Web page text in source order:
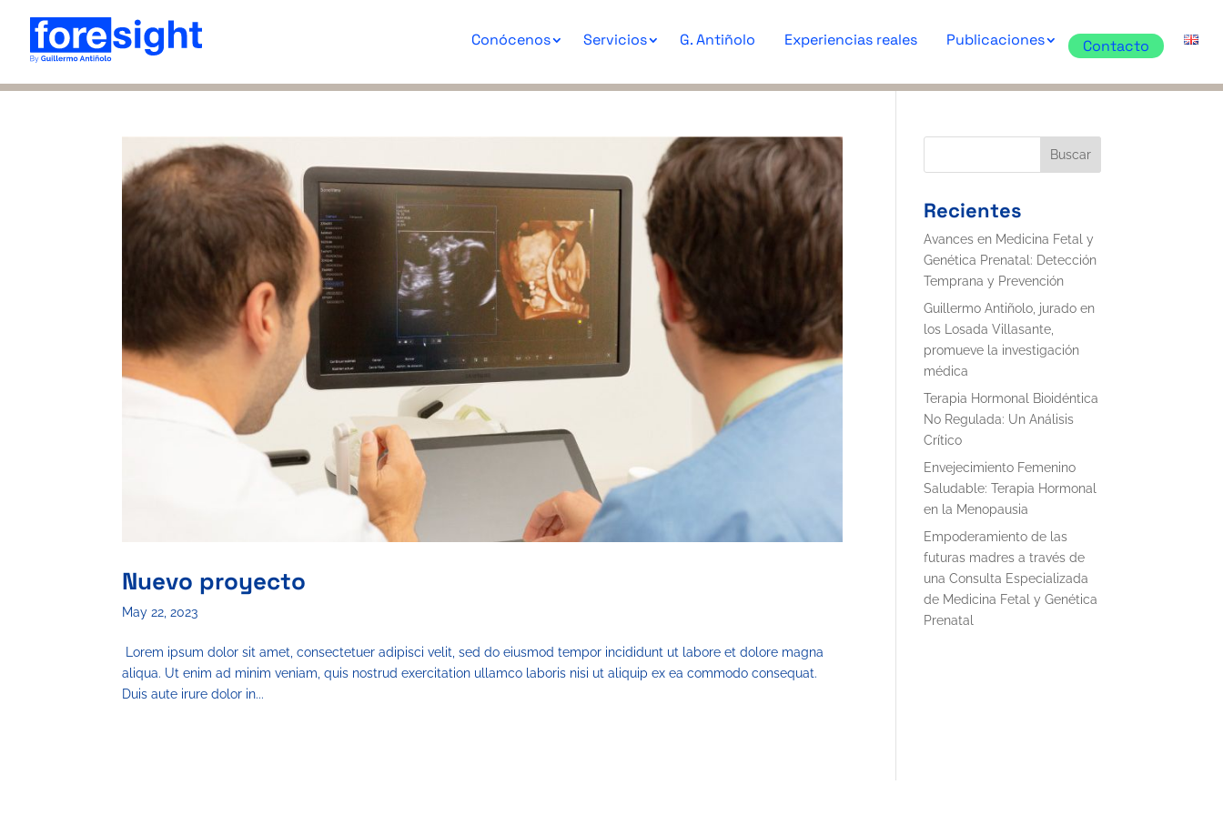
Conócenos Servicios G. Antiñolo Experiencias reales Publicaciones Contacto
Nuevo proyecto
May 22, 2023
Lorem ipsum dolor sit amet, consectetuer adipisci velit, sed do eiusmod tempor incididunt ut labore et dolore magna
aliqua. Ut enim ad minim veniam, quis nostrud exercitation ullamco laboris nisi ut aliquip ex ea commodo consequat.
Duis aute irure dolor in...
Buscar
Recientes
Avances en Medicina Fetal y
Genética Prenatal: Detección
Temprana y Prevención
Guillermo Antiñolo, jurado en
los Losada Villasante,
promueve la investigación
médica
Terapia Hormonal Bioidéntica
No Regulada: Un Análisis
Crítico
Envejecimiento Femenino
Saludable: Terapia Hormonal
en la Menopausia
Empoderamiento de las
futuras madres a través de
una Consulta Especializada
de Medicina Fetal y Genética
Prenatal